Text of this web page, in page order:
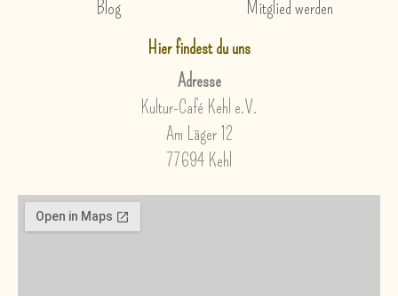
Blog
Mitglied werden
Hier findest du uns
Adresse
Kultur-Café Kehl e.V.
Am Läger 12
77694 Kehl